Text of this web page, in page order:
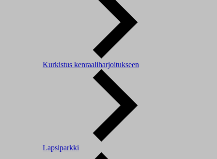
Kurkistus kenraaliharjoitukseen
Lapsiparkki